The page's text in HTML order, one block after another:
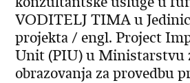
VODITELJ TIMA u
projekta / engl. Project
Unit (PIU) u Ministarstvu
obrazovanja za provedbu